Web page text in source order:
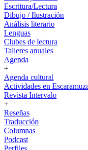
Escritura/Lectura
Dibujo / Ilustración
Análisis literario
Lenguas
Clubes de lectura
Talleres anuales
Agenda
+
Agenda cultural
Actividades en
Revista Intervalo
+
Reseñas
Traducción
Columnas
Podcast
Perfiles